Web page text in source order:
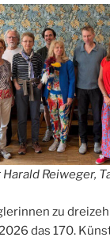
Harald Reiweger,
zu
das 170.